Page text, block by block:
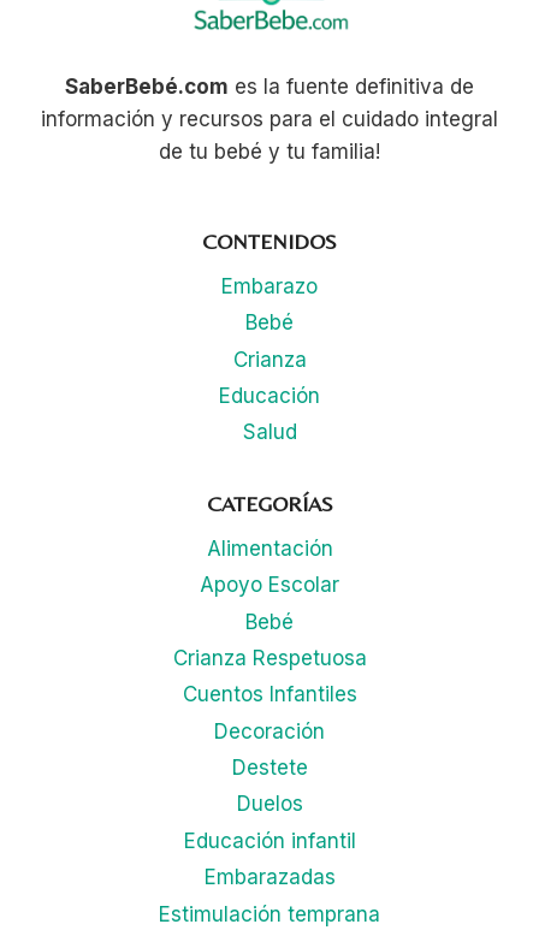
SaberBebé.com es la fuente definitiva de
información y recursos para el cuidado integral
de tu bebé y tu familia!
CONTENIDOS
Embarazo
Bebé
Crianza
Educación
Salud
CATEGORÍAS
Alimentación
Apoyo Escolar
Bebé
Crianza Respetuosa
Cuentos Infantiles
Decoración
Destete
Duelos
Educación infantil
Embarazadas
Estimulación temprana